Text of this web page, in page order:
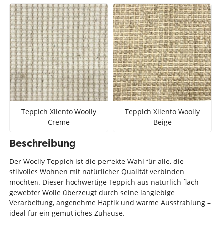
Teppich Xilento Woolly
Creme
Teppich Xilento Woolly
Beige
Beschreibung
Der Woolly Teppich ist die perfekte Wahl für alle, die
stilvolles Wohnen mit natürlicher Qualität verbinden
möchten. Dieser hochwertige Teppich aus natürlich flach
gewebter Wolle überzeugt durch seine langlebige
Verarbeitung, angenehme Haptik und warme Ausstrahlung –
ideal für ein gemütliches Zuhause.